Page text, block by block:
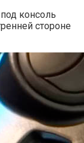
консоль
стороне